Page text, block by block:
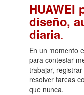
HUAWEI
diseño,
diaria.
En un momento
para contestar
trabajar,
resolver tareas
que nunca.